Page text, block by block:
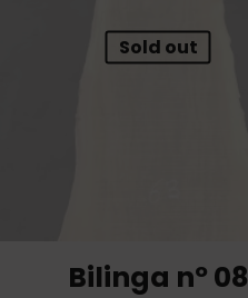
Sold out
Bilinga nº 08